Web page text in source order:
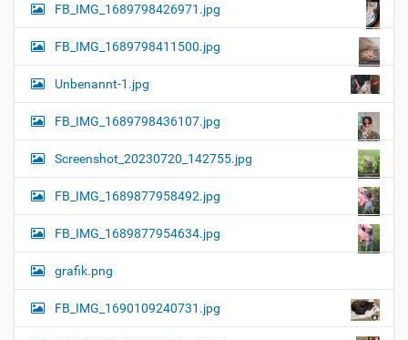
FB_IMG_1689798426971.jpg
FB_IMG_1689798411500.jpg
Unbenannt-1.jpg
FB_IMG_1689798436107.jpg
Screenshot_20230720_142755.jpg
FB_IMG_1689877958492.jpg
FB_IMG_1689877954634.jpg
grafik.png
FB_IMG_1690109240731.jpg